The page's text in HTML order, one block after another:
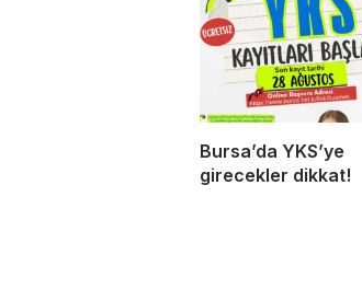
Bursa’da YKS’ye
girecekler dikkat!